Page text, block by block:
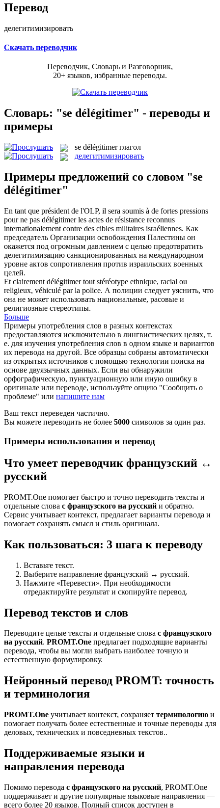
Перевод
делегитимизировать
Скачать переводчик
Переводчик, Словарь и Разговорник,
20+ языков, избранные переводы.
Словарь: "se délégitimer" - переводы и
примеры
se délégitimer глагол
делегитимизировать
Примеры предложений со словом "se
délégitimer"
En tant que président de l'OLP, il sera soumis à de fortes pressions
pour ne pas délégitimerles actes de résistance reconnus
internationalement contre des cibles militaires israéliennes. Как
председатель Организации освобождения Палестины он
окажется под огромным давлением с целью предотвратить
делегитимизацию санкционированных на международном
уровне актов сопротивления против израильских военных
целей.
Et clairement délégitimertout stéréotype ethnique, racial ou
religieux, véhiculé par la police. А полиции следует уяснить, что
она не может использовать национальные, расовые и
религиозные стереотипы.
Больше
Примеры употребления слов в разных контекстах
предоставляются исключительно в лингвистических целях, т.
е. для изучения употребления слов в одном языке и вариантов
их перевода на другой. Все образцы собраны автоматически
из открытых источников с помощью технологии поиска на
основе двуязычных данных. Если вы обнаружили
орфографическую, пунктуационную или иную ошибку в
оригинале или переводе, используйте опцию "Сообщить о
проблеме" или напишите нам
Ваш текст переведен частично.
Вы можете переводить не более 5000 символов за один раз.
Примеры использования и перевод
Что умеет переводчик французский ↔
русский
PROMT.One помогает быстро и точно переводить тексты и
отдельные слова с французского на русский и обратно.
Сервис учитывает контекст, предлагает варианты перевода и
помогает сохранять смысл и стиль оригинала.
Как пользоваться: 3 шага к переводу
Вставьте текст.
Выберите направление французский ↔ русский.
Нажмите «Перевести». При необходимости
отредактируйте результат и скопируйте перевод.
Перевод текстов и слов
Переводите целые тексты и отдельные слова с французского
на русский. PROMT.One предлагает подходящие варианты
перевода, чтобы вы могли выбрать наиболее точную и
естественную формулировку.
Нейронный перевод PROMT: точность
и терминология
PROMT.One учитывает контекст, сохраняет терминологию и
помогает получать более естественные и точные переводы для
деловых, технических и повседневных текстов..
Поддерживаемые языки и
направления перевода
Помимо перевода с французского на русский, PROMT.One
поддерживает и другие популярные языковые направления —
всего более 20 языков. Полный список доступен в